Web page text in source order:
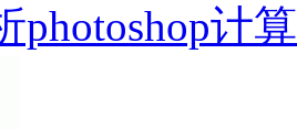
photoshop计